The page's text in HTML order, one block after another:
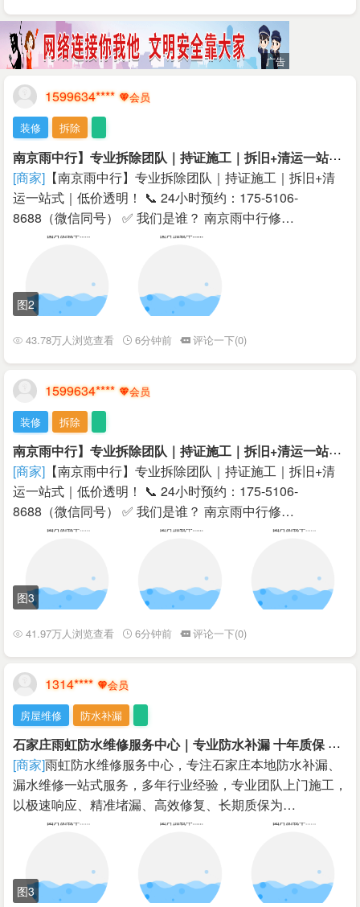
1599634****
装修 拆除
南
京雨中行】专业拆除团队｜持证施工｜拆旧+清运一站式｜低价透明！
[商家] 【南京雨中行】专业拆除团队｜持证施工｜拆旧+清
运一站式｜低价透明！ 📞 24小时预约：175-5106-
8688（微信同号） ✅ 我们是谁？ 南京雨中行修…
图2
43.78万人浏览查看 6分钟前 评论一下(0)
1599634****
装修 拆除
南
京雨中行】专业拆除团队｜持证施工｜拆旧+清运一站式｜低价透明！
[商家] 【南京雨中行】专业拆除团队｜持证施工｜拆旧+清
运一站式｜低价透明！ 📞 24小时预约：175-5106-
8688（微信同号） ✅ 我们是谁？ 南京雨中行修…
图3
41.97万人浏览查看 6分钟前 评论一下(0)
1314****
房屋维修 防水补漏
石
家庄雨虹防水维修服务中心｜专业防水补漏 十年质保 快速上门
[商家]雨虹防水维修服务中心，专注石家庄本地防水补漏、
漏水维修一站式服务，多年行业经验，专业团队上门施工，
以极速响应、精准堵漏、高效修复、长期质保为…
图3